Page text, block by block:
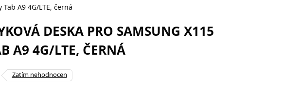
A9 4G/LTE, černá
DESKA PRO SAMSUNG X115
A9 4G/LTE, ČERNÁ
Zatím nehodnocen